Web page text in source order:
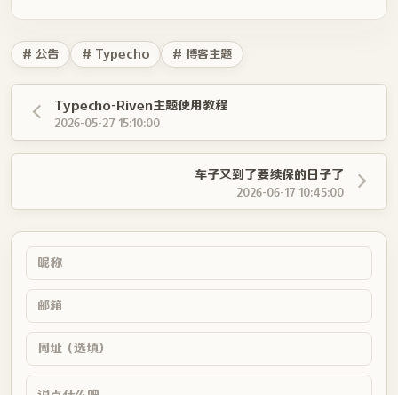
# 公告 # Typecho # 博客主题
Typecho-Riven主题使用教程
2026-05-27 15:10:00
车子又到了要续保的日子了
2026-06-17 10:45:00